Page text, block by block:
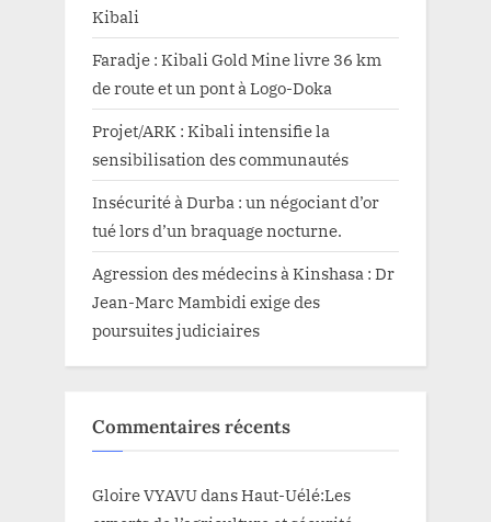
Kibali
Faradje : Kibali Gold Mine livre 36 km
de route et un pont à Logo-Doka
Projet/ARK : Kibali intensifie la
sensibilisation des communautés
Insécurité à Durba : un négociant d’or
tué lors d’un braquage nocturne.
Agression des médecins à Kinshasa : Dr
Jean-Marc Mambidi exige des
poursuites judiciaires
Commentaires récents
Gloire VYAVUdansHaut-Uélé:Les